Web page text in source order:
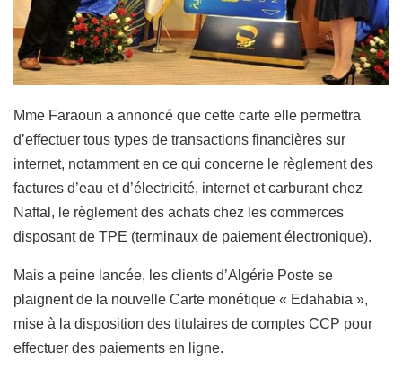
Mme Faraoun a annoncé que cette carte elle permettra
d’effectuer tous types de transactions financières sur
internet, notamment en ce qui concerne le règlement des
factures d’eau et d’électricité, internet etcarburant chez
Naftal, le règlement des achats chez les commerces
disposant de TPE (terminaux de paiement électronique).
Mais a peine lancée, les clients d’Algérie Poste se
plaignent de la nouvelle Carte monétique « Edahabia »,
mise à la disposition des titulaires de comptes CCP pour
effectuer des paiements en ligne.